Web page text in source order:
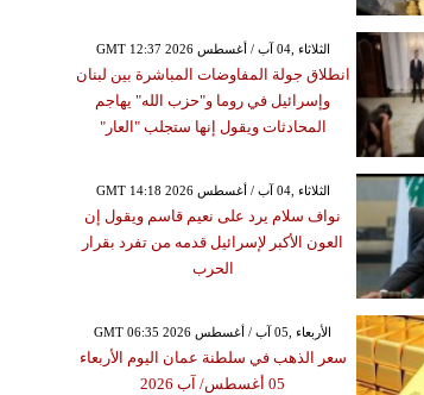
GMT 12:37 2026 الثلاثاء ,04 آب / أغسطس
انطلاق جولة المفاوضات المباشرة بين لبنان
وإسرائيل في روما و"حزب الله" يهاجم
المحادثات ويقول إنها ستجلب "العار"
GMT 14:18 2026 الثلاثاء ,04 آب / أغسطس
نواف سلام يرد على نعيم قاسم ويقول إن
العون الأكبر لإسرائيل قدمه من تفرد بقرار
الحرب
GMT 06:35 2026 الأربعاء ,05 آب / أغسطس
سعر الذهب في سلطنة عمان اليوم الأربعاء
05 أغسطس/ آب 2026